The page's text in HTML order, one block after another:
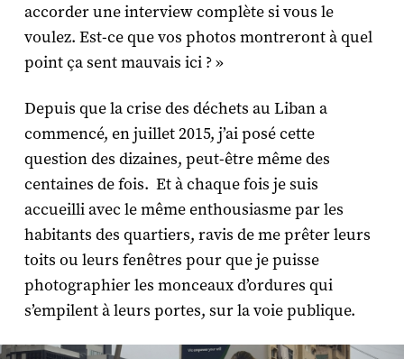
accorder une interview complète si vous le
voulez. Est-ce que vos photos montreront à quel
point ça sent mauvais ici ? »
Depuis que la crise des déchets au Liban a
commencé, en juillet 2015, j’ai posé cette
question des dizaines, peut-être même des
centaines de fois. Et à chaque fois je suis
accueilli avec le même enthousiasme par les
habitants des quartiers, ravis de me prêter leurs
toits ou leurs fenêtres pour que je puisse
photographier les monceaux d’ordures qui
s’empilent à leurs portes, sur la voie publique.